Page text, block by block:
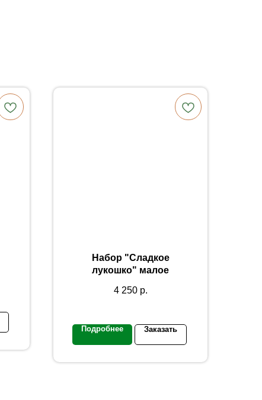
Набор "Сладкое
лукошко" малое
4 250 р.
Подробнее Заказать